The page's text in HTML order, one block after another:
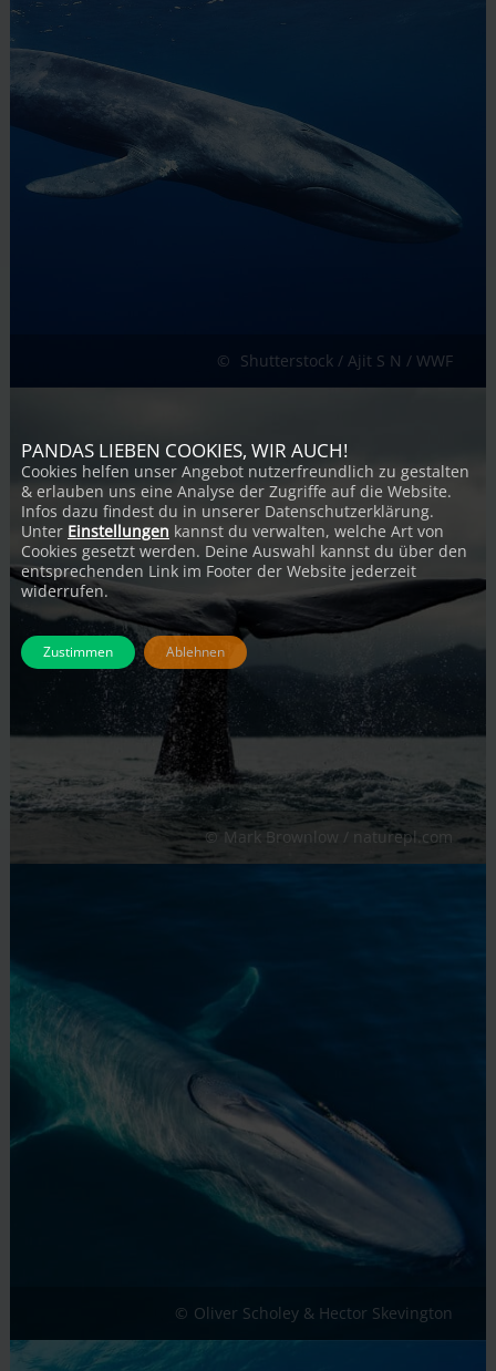
Shutterstock / Ajit S N / WWF
Mark Brownlow / naturepl.com
Oliver Scholey & Hector Skevington
PANDAS LIEBEN COOKIES, WIR AUCH!
Cookies helfen unser Angebot nutzerfreundlich zu gestalten
& erlauben uns eine Analyse der Zugriffe auf die Website.
Infos dazu findest du in unserer Datenschutzerklärung.
Unter Einstellungen kannst du verwalten, welche Art von
Cookies gesetzt werden. Deine Auswahl kannst du über den
entsprechenden Link im Footer der Website jederzeit
widerrufen.
Zustimmen Ablehnen